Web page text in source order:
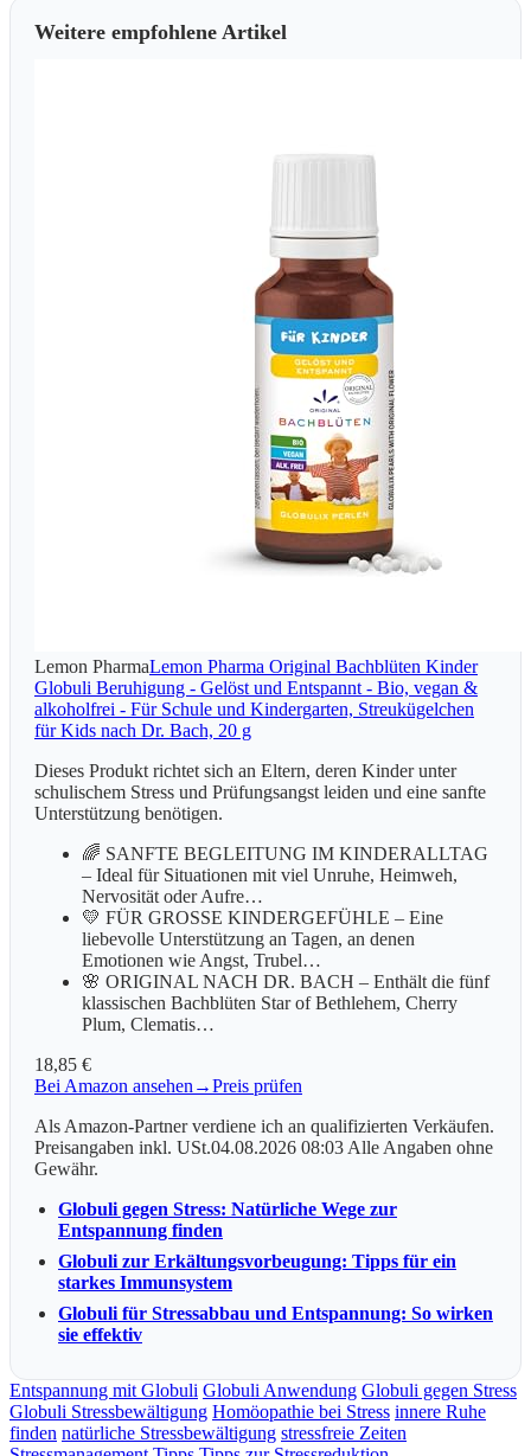
Weitere empfohlene Artikel
Lemon PharmaLemon Pharma Original Bachblüten Kinder
Globuli Beruhigung - Gelöst und Entspannt - Bio, vegan &
alkoholfrei - Für Schule und Kindergarten, Streukügelchen
für Kids nach Dr. Bach, 20 g
Dieses Produkt richtet sich an Eltern, deren Kinder unter
schulischem Stress und Prüfungsangst leiden und eine sanfte
Unterstützung benötigen.
🌈 SANFTE BEGLEITUNG IM KINDERALLTAG
– Ideal für Situationen mit viel Unruhe, Heimweh,
Nervosität oder Aufre…
💛 FÜR GROSSE KINDERGEFÜHLE – Eine
liebevolle Unterstützung an Tagen, an denen
Emotionen wie Angst, Trubel…
🌸 ORIGINAL NACH DR. BACH – Enthält die fünf
klassischen Bachblüten Star of Bethlehem, Cherry
Plum, Clematis…
18,85 €
Bei Amazon ansehen →Preis prüfen
Als Amazon-Partner verdiene ich an qualifizierten Verkäufen.
Preisangaben inkl. USt.04.08.2026 08:03 Alle Angaben ohne
Gewähr.
Globuli gegen Stress: Natürliche Wege zur
Entspannung finden
Globuli zur Erkältungsvorbeugung: Tipps für ein
starkes Immunsystem
Globuli für Stressabbau und Entspannung: So wirken
sie effektiv
Entspannung mit Globuli Globuli Anwendung Globuli gegen Stress
Globuli Stressbewältigung Homöopathie bei Stress innere Ruhe
finden natürliche Stressbewältigung stressfreie Zeiten